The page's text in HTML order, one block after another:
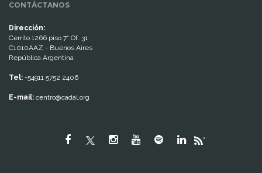
CONTÁCTANOS
Dirección:
Cerrito 1266 piso 7° Of. 31
C1010AAZ - Buenos Aires
República Argentina
Tel: +54911 5752 2406
E-mail: centro@cadal.org
"